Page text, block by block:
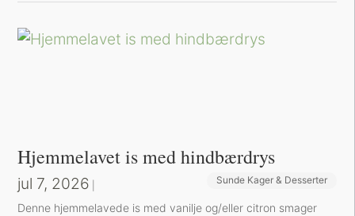
Hjemmelavet is med hindbærdrys
jul 7, 2026 Sunde Kager & Desserter
Denne hjemmelavede is med vanilje og/eller citron smager